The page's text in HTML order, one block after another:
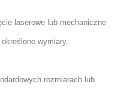
laserowe lub mechaniczne
wymiary.
rozmiarach lub